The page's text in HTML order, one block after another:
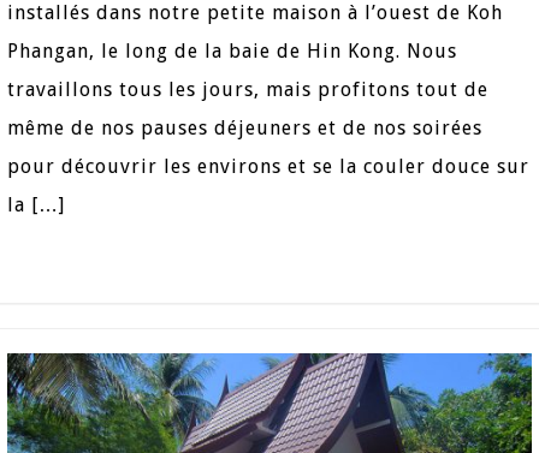
installés dans notre petite maison à l’ouest de Koh
Phangan, le long de la baie de Hin Kong. Nous
travaillons tous les jours, mais profitons tout de
même de nos pauses déjeuners et de nos soirées
pour découvrir les environs et se la couler douce sur
la […]